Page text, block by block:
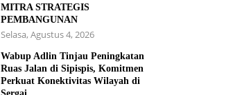
MITRA STRATEGIS
PEMBANGUNAN
Selasa, Agustus 4, 2026
Wabup Adlin Tinjau Peningkatan
Ruas Jalan di Sipispis, Komitmen
Perkuat Konektivitas Wilayah di